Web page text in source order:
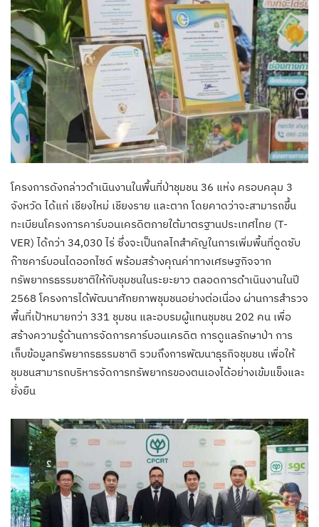
โครงการดังกล่าวดำเนินงานในพื้นที่ป่าชุมชน 36 แห่ง ครอบคลุม 3
จังหวัด ได้แก่ เชียงใหม่ เชียงราย และตาก โดยคาดว่าจะสามารถขึ้น
ทะเบียนโครงการคาร์บอนเครดิตภายใต้มาตรฐานประเทศไทย (T-
VER) ได้กว่า 34,030 ไร่ ซึ่งจะเป็นกลไกสำคัญในการเพิ่มพื้นที่ดูดซับ
ก๊าซคาร์บอนไดออกไซด์ พร้อมสร้างคุณค่าทางเศรษฐกิจจาก
ทรัพยากรธรรมชาติให้กับชุมชนในระยะยาว ตลอดการดำเนินงานในปี
2568 โครงการได้พัฒนาศักยภาพชุมชนอย่างต่อเนื่อง ผ่านการสำรวจ
พื้นที่เป้าหมายกว่า 331 ชุมชน และอบรมผู้แทนชุมชน 202 คน เพื่อ
สร้างความรู้ด้านการจัดการคาร์บอนเครดิต การดูแลรักษาป่า การ
เก็บข้อมูลทรัพยากรธรรมชาติ รวมถึงการพัฒนาธุรกิจชุมชน เพื่อให้
ชุมชนสามารถบริหารจัดการทรัพยากรของตนเองได้อย่างเข้มแข็งและ
ยั่งยืน